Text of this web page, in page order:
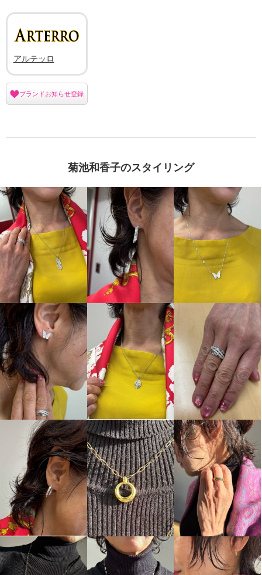
アルテッロ
ブランドお知らせ登録
菊池和香子のスタイリング